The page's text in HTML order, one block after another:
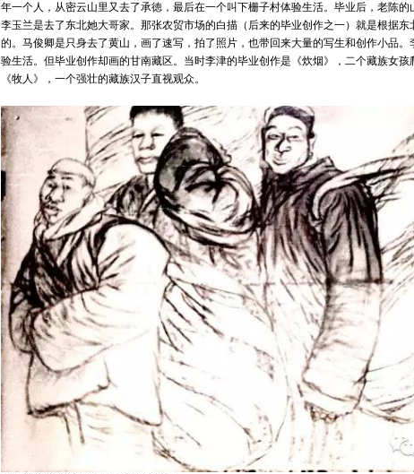
年一个人，从密云山里又去了承徳，最后在一个叫下栅子村体验生活。毕业后，老陈的
李玉兰是去了东北她大哥家。那张农贸市场的白描（后来的毕业创作之一）就是根据东
的。马俊卿是只身去了黄山，画了速写，拍了照片，也带回来大量的写生和创作小品
验生活。但毕业创作却画的甘南藏区。当时李津的毕业创作是《炊烟》，二个藏族女孩
《牧人》，一个强壮的藏族汉子直视观众。